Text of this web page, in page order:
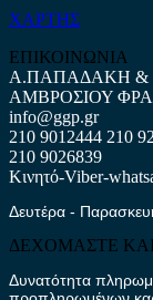
ΧΑΡΤΗΣ
ΕΠΙΚΟΙΝΩΝΙΑ
Α.ΠΑΠΑΔΑΚΗ &
ΑΜΒΡΟΣΙΟΥ
info@ggp.gr
210 9012444 210
210 9026839
Κινητό-Viber-
Δευτέρα -
ΔΕΧΟΜΑΣΤΕ
Δυνατότητα